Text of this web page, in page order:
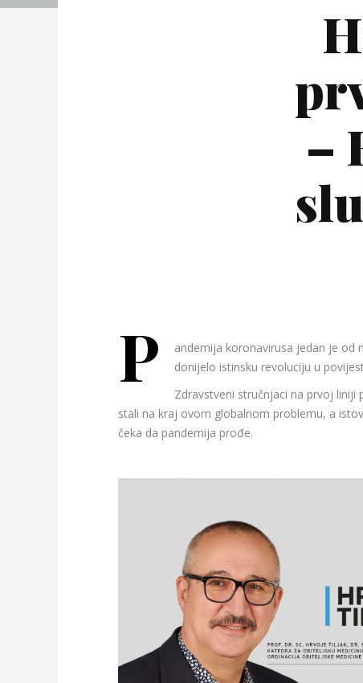
–
P
andemija koronavirusa jedan je od
donijelo istinsku revoluciju u
Zdravstveni stručnjaci na prvoj
stali na kraj ovom globalnom problemu, a
čeka da pandemija prođe.